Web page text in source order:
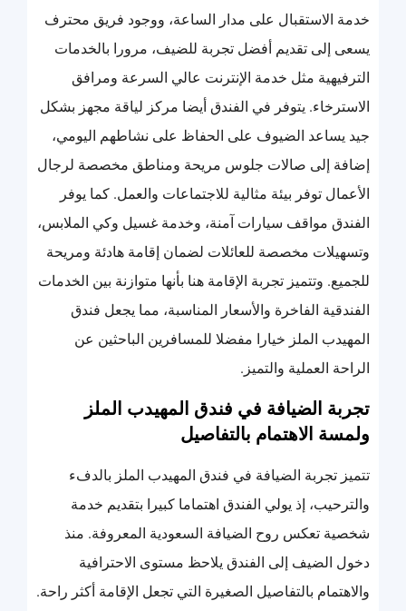
خدمة الاستقبال على مدار الساعة، ووجود فريق محترف
يسعى إلى تقديم أفضل تجربة للضيف، مرورا بالخدمات
الترفيهية مثل خدمة الإنترنت عالي السرعة ومرافق
الاسترخاء. يتوفر في الفندق أيضا مركز لياقة مجهز بشكل
جيد يساعد الضيوف على الحفاظ على نشاطهم اليومي،
إضافة إلى صالات جلوس مريحة ومناطق مخصصة لرجال
الأعمال توفر بيئة مثالية للاجتماعات والعمل. كما يوفر
الفندق مواقف سيارات آمنة، وخدمة غسيل وكي الملابس،
وتسهيلات مخصصة للعائلات لضمان إقامة هادئة ومريحة
للجميع. وتتميز تجربة الإقامة هنا بأنها متوازنة بين الخدمات
الفندقية الفاخرة والأسعار المناسبة، مما يجعل فندق
المهيدب الملز خيارا مفضلا للمسافرين الباحثين عن
الراحة العملية والتميز.
تجربة الضيافة في فندق المهيدب الملز
ولمسة الاهتمام بالتفاصيل
تتميز تجربة الضيافة في فندق المهيدب الملز بالدفء
والترحيب، إذ يولي الفندق اهتماما كبيرا بتقديم خدمة
شخصية تعكس روح الضيافة السعودية المعروفة. منذ
دخول الضيف إلى الفندق يلاحظ مستوى الاحترافية
والاهتمام بالتفاصيل الصغيرة التي تجعل الإقامة أكثر راحة.